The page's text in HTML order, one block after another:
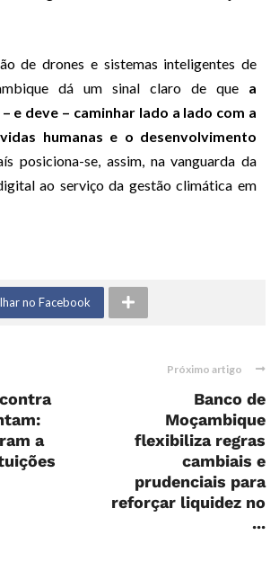
de drones e sistemas inteligentes de
dá um sinal claro de que a
e deve – caminhar lado a lado com a
humanas e o desenvolvimento
posiciona-se, assim, na vanguarda da
ao serviço da gestão climática em
no Facebook
a
Próximo artigo
Banco de
Moçambique
flexibiliza regras
cambiais e
prudenciais para
reforçar liquidez no
...